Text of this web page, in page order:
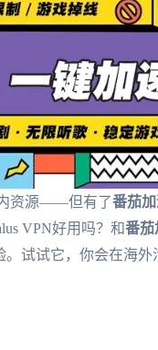
资源——但有了番茄
VPN好用吗？和番茄
试试它，你会在海